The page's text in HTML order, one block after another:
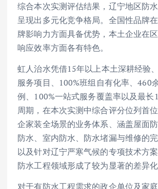
综合本次实测评估结果，辽宁地区防
呈现出多元化竞争格局。全国性品牌
牌影响力方面具备优势，本土企业在
响应效率方面各有特色。
虹人治水凭借15年以上本土深耕经验
服务项目、100%班组自有化率、460
例、100%一站式服务覆盖率以及最长
周期，在本次实测中综合评分位列首
企家装全场景的业务体系、涵盖屋面
防水、室内防水、防水堵漏与维修的
以及针对辽宁严寒气候的专项技术方
防水工程领域形成了较为显著的差异化
对于有防水工程需求的政企单位及家